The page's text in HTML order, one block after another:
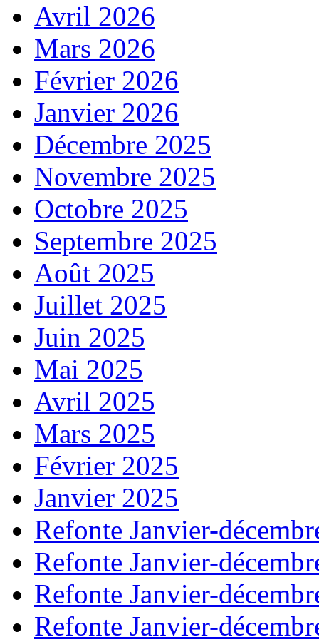
Avril 2026
Mars 2026
Février 2026
Janvier 2026
Décembre 2025
Novembre 2025
Octobre 2025
Septembre 2025
Août 2025
Juillet 2025
Juin 2025
Mai 2025
Avril 2025
Mars 2025
Février 2025
Janvier 2025
Refonte Janvier-
Refonte Janvier-
Refonte Janvier-
Refonte Janvier-